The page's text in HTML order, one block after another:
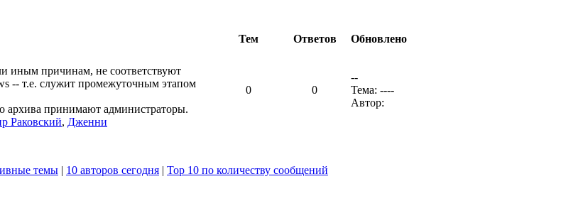
Тем Ответов
Обновлено
иным причинам, не соответствуют
-- т.е. служит промежуточным этапом
архива принимают администраторы.
Раковский, Дженни
0 0
--
Тема: ----
Автор:
темы | 10 авторов сегодня | Top 10 по количеству сообщений